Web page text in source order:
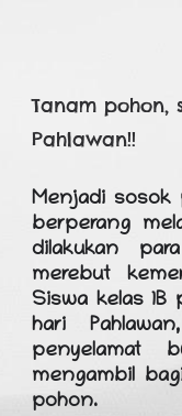
Tanam pohon,
Pahlawan!!
Menjadi sosok
berperang
dilakukan
merebut
Siswa kelas 1B
hari
penyelamat
mengambil
pohon.